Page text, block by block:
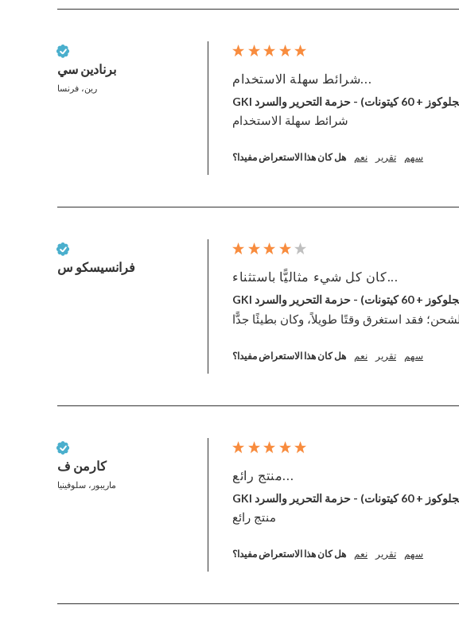
برنادين سي
رين، فرنسا
شرائط سهلة الاستخدام...
شرائط سهلة الاستخدام
هل كان هذا الاستعراض مفيدا؟ نعم تقرير سهم
فرانسيسكو س
كان كل شيء مثاليًّا باستثناء...
هل كان هذا الاستعراض مفيدا؟ نعم تقرير سهم
كارمن ف
ماريبور، سلوفينيا
منتج رائع
هل كان هذا الاستعراض مفيدا؟ نعم تقرير سهم